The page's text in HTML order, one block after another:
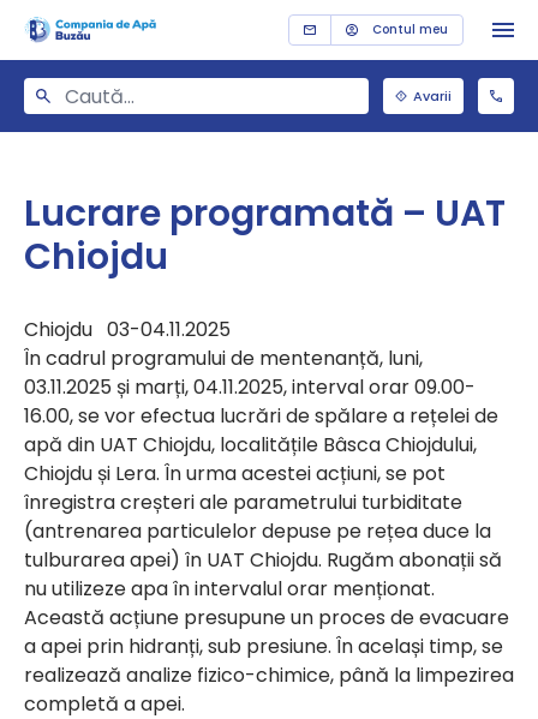
Contul meu
Avarii
Lucrare programată – UAT
Chiojdu
Chiojdu 03-04.11.2025
În cadrul programului de mentenanță, luni,
03.11.2025 și marți, 04.11.2025, interval orar 09.00-
16.00, se vor efectua lucrări de spălare a rețelei de
apă din UAT Chiojdu, localitățile Bâsca Chiojdului,
Chiojdu și Lera. În urma acestei acțiuni, se pot
înregistra creșteri ale parametrului turbiditate
(antrenarea particulelor depuse pe rețea duce la
tulburarea apei) în UAT Chiojdu. Rugăm abonații să
nu utilizeze apa în intervalul orar menționat.
Această acțiune presupune un proces de evacuare
a apei prin hidranți, sub presiune. În același timp, se
realizează analize fizico-chimice, până la limpezirea
completă a apei.